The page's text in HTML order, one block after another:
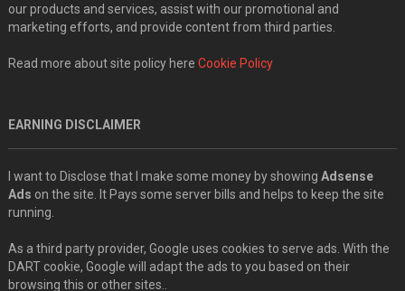
our products and services, assist with our promotional and
marketing efforts, and provide content from third parties.
Read more about site policy here Cookie Policy
EARNING DISCLAIMER
I want to Disclose that I make some money by showing Adsense
Ads on the site. It Pays some server bills and helps to keep the site
running.
As a third party provider, Google uses cookies to serve ads. With the
DART cookie, Google will adapt the ads to you based on their
browsing this or other sites..